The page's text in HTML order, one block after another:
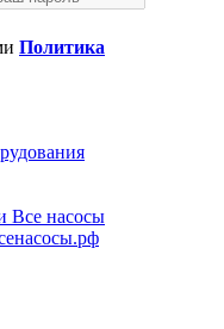
Политика
Все насосы